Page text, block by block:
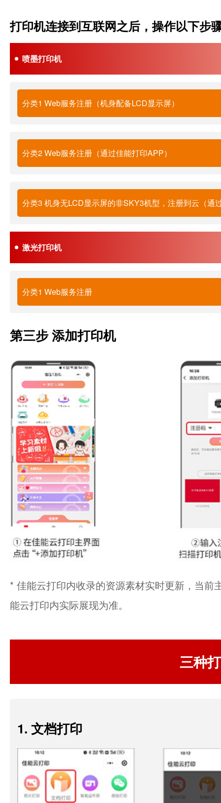
打印机连接到互联网之后，操作以下步
喷墨打印机
分类1 Web服务注册（机身配备LCD显示屏）
分类2 Web服务注册（通过佳能打印APP）
分类3 机身无LCD显示屏的非SKY3机型，注册到云（通
激光打印机
分类1 Web服务注册
第三步 添加打印机
* 佳能云打印内收录的资源素材实时更新，当
能云打印内实际展现为准。
三种
1. 文档打印